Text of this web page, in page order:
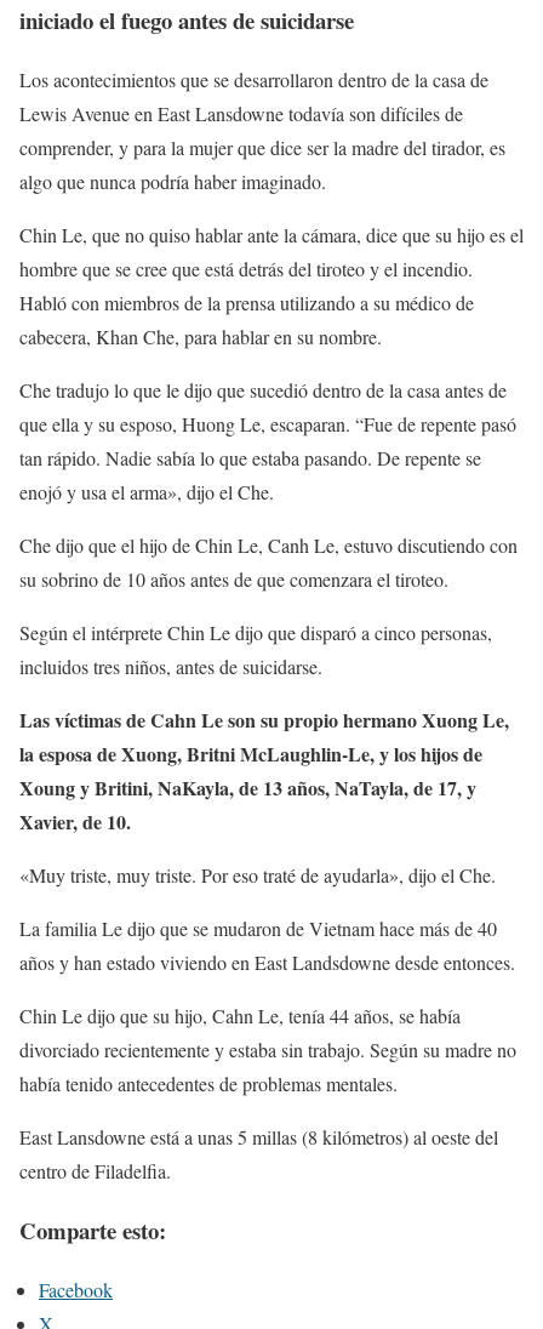
iniciado el fuego antes de suicidarse
Los acontecimientos que se desarrollaron dentro de la casa de
Lewis Avenue en East Lansdowne todavía son difíciles de
comprender, y para la mujer que dice ser la madre del tirador, es
algo que nunca podría haber imaginado.
Chin Le, que no quiso hablar ante la cámara, dice que su hijo es el
hombre que se cree que está detrás del tiroteo y el incendio.
Habló con miembros de la prensa utilizando a su médico de
cabecera, Khan Che, para hablar en su nombre.
Che tradujo lo que le dijo que sucedió dentro de la casa antes de
que ella y su esposo, Huong Le, escaparan. “Fue de repente pasó
tan rápido. Nadie sabía lo que estaba pasando. De repente se
enojó y usa el arma», dijo el Che.
Che dijo que el hijo de Chin Le, Canh Le, estuvo discutiendo con
su sobrino de 10 años antes de que comenzara el tiroteo.
Según el intérprete Chin Le dijo que disparó a cinco personas,
incluidos tres niños, antes de suicidarse.
Las víctimas de Cahn Le son su propio hermano Xuong Le,
la esposa de Xuong, Britni McLaughlin-Le, y los hijos de
Xoung y Britini, NaKayla, de 13 años, NaTayla, de 17, y
Xavier, de 10.
«Muy triste, muy triste. Por eso traté de ayudarla», dijo el Che.
La familia Le dijo que se mudaron de Vietnam hace más de 40
años y han estado viviendo en East Landsdowne desde entonces.
Chin Le dijo que su hijo, Cahn Le, tenía 44 años, se había
divorciado recientemente y estaba sin trabajo. Según su madre no
había tenido antecedentes de problemas mentales.
East Lansdowne está a unas 5 millas (8 kilómetros) al oeste del
centro de Filadelfia.
Comparte esto:
Facebook
X